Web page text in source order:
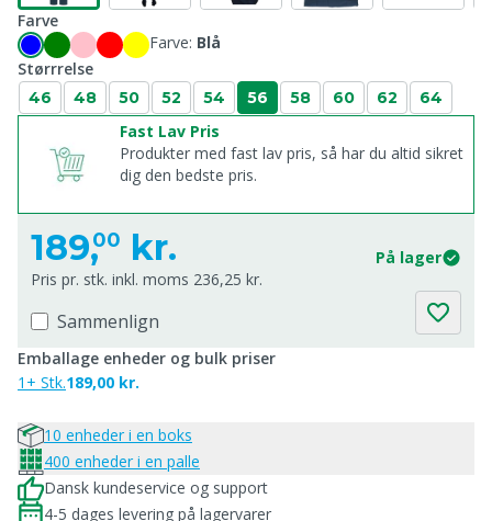
Farve
Farve: Blå
Størrrelse
46 48 50 52 54 56 58 60 62 64
Fast Lav Pris
Produkter med fast lav pris, så har du altid sikret
dig den bedste pris.
189,00 kr.
På lager
Pris pr. stk. inkl. moms 236,25 kr.
Sammenlign
Emballage enheder og bulk priser
1+ Stk.189,00 kr.
10 enheder i en boks
400 enheder i en palle
Dansk kundeservice og support
4-5 dages levering på lagervarer